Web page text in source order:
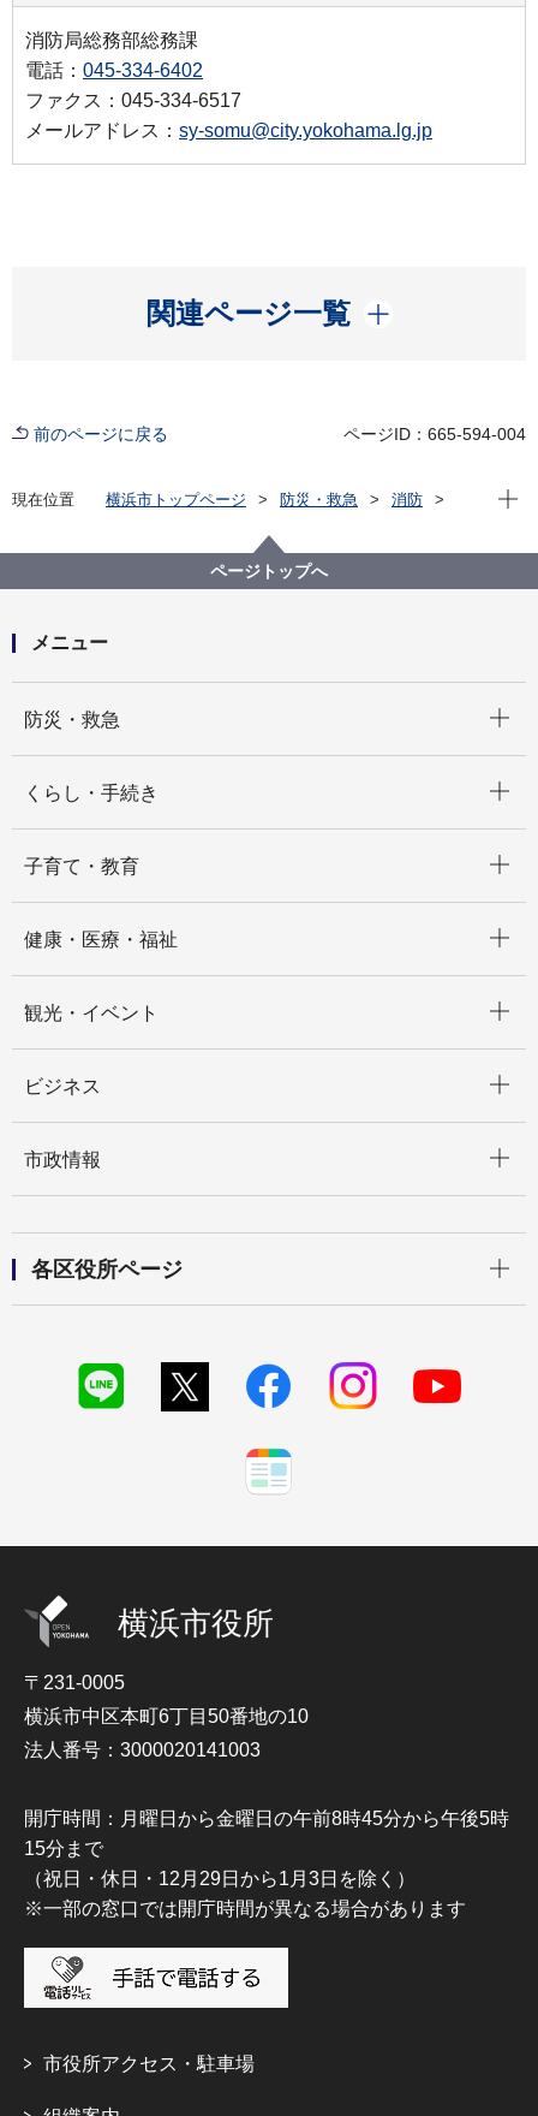
消防局総務部総務課
電話： 045-334-6402
ファクス：045-334-6517
メールアドレス： sy-somu@city.yokohama.lg.jp
関連ページ一覧
開く
前のページに戻る ページID：665-594-004
現在位置 横浜市トップページ 防災・救急
消防
消防本部庁舎のご案内
現在
ページトップへ
メニュー
防災・救急
くらし・手続き
子育て・教育
健康・医療・福祉
観光・イベント
ビジネス
市政情報
各区役所ページ
横浜市役所
〒231-0005
横浜市中区本町6丁目50番地の10
法人番号：3000020141003
開庁時間：月曜日から金曜日の午前8時45分から午後5時
15分まで
（祝日・休日・12月29日から1月3日を除く）
※一部の窓口では開庁時間が異なる場合があります
市役所アクセス・駐車場